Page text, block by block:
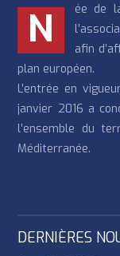
N
ée de
afin
plan européen.
L’entrée en
janvier 2016 a
l’ensemble du
Méditerranée.
DERNIÈRES